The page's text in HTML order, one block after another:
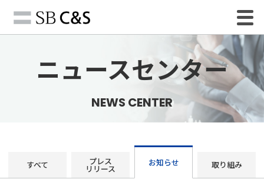
ニュースセンター
NEWS CENTER
すべて プレス
リリース
お知らせ 取り組み